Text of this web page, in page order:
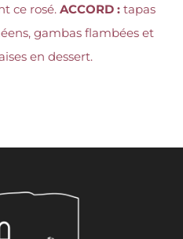
ce rosé. ACCORD :tapas
gambas flambées et
en dessert.